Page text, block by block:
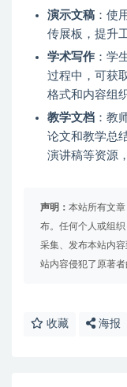
演示文稿 ：使
传展板，提升
学术写作 ：学
过程中，可获
格式和内容组织
教学文档 ：教
论文和教学总
演讲稿等资源
声明： 本站所有文
布。任何个人或组
采集、发布本站内
站内容侵犯了原著者
收藏 海报